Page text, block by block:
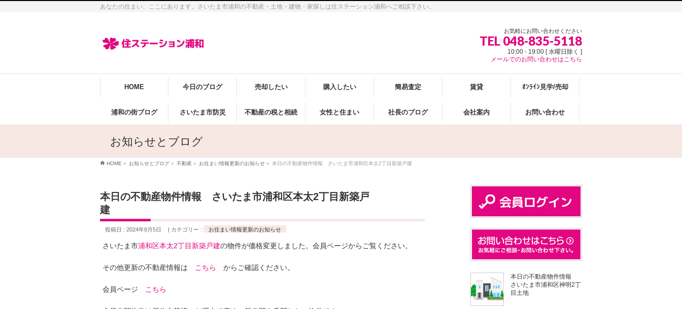
あなたの住まい、ここにあります。さいたま市浦和の不動産・土地・建物・家探しは住ステーション浦和へご相談下さい。
お気軽にお問い合わせください
TEL 048-835-5118
10:00 - 19:00 [ 水曜日除く ]
メールでのお問い合わせはこちら
HOME 今日のブログ 売却したい 購入したい 簡易査定 賃貸 ｵﾝﾗｲﾝ見学/売却
浦和の街ブログ さいたま市防災 不動産の税と相続 女性と住まい 社長のブログ 会社案内 お問い合わせ
お知らせとブログ
HOME » お知らせとブログ » 不動産 » お住まい情報更新のお知らせ » 本日の不動産物件情報 さいたま市浦和区本太2丁目新築戸建
本日の不動産物件情報 さいたま市浦和区本太2丁目新築戸
建
投稿日 : 2024年8月5日 カテゴリー : お住まい情報更新のお知らせ
さいたま市浦和区本太2丁目新築戸建の物件が価格変更しました。会員ページからご覧ください。
その他更新の不動産情報は こちら からご確認ください。
会員ページ こちら
本日の不動産物件情報
さいたま市浦和区神明2丁
目土地